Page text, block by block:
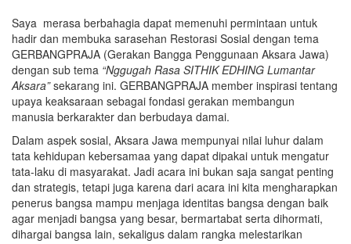
Saya merasa berbahagia dapat memenuhi permintaan untuk
hadir dan membuka sarasehan Restorasi Sosial dengan tema
GERBANGPRAJA (Gerakan Bangga Penggunaan Aksara Jawa)
dengan sub tema “Nggugah Rasa SITHIK EDHING Lumantar
Aksara”sekarang ini. GERBANGPRAJA member inspirasi tentang
upaya keaksaraan sebagai fondasi gerakan membangun
manusia berkarakter dan berbudaya damai.
Dalam aspek sosial, Aksara Jawa mempunyai nilai luhur dalam
tata kehidupan kebersamaa yang dapat dipakai untuk mengatur
tata-laku di masyarakat. Jadi acara ini bukan saja sangat penting
dan strategis, tetapi juga karena dari acara ini kita mengharapkan
penerus bangsa mampu menjaga identitas bangsa dengan baik
agar menjadi bangsa yang besar, bermartabat serta dihormati,
dihargai bangsa lain, sekaligus dalam rangka melestarikan